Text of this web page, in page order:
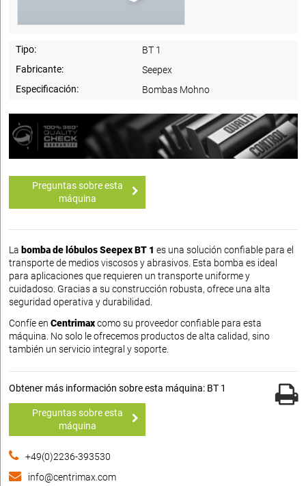
Tipo:
BT 1
Fabricante:
Seepex
Especificación:
Bombas Mohno
Preguntas sobre esta
máquina
La bomba de lóbulos Seepex BT 1 es una solución confiable para el
transporte de medios viscosos y abrasivos. Esta bomba es ideal
para aplicaciones que requieren un transporte uniforme y
cuidadoso. Gracias a su construcción robusta, ofrece una alta
seguridad operativa y durabilidad.
Confíe en Centrimaxcomo su proveedor confiable para esta
máquina. No solo le ofrecemos productos de alta calidad, sino
también un servicio integral y soporte.
Obtener más información sobre esta máquina: BT 1
Preguntas sobre esta
máquina
+49(0)2236-393530
info@centrimax.com